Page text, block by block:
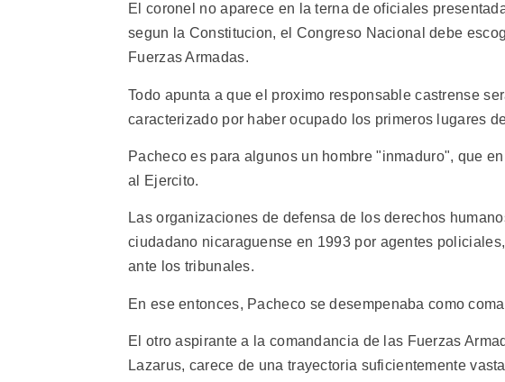
El coronel no aparece en la terna de oficiales
segun la Constitucion, el Congreso Nacional debe
Fuerzas Armadas.
Todo apunta a que el proximo responsable castrense
caracterizado por haber ocupado los primeros lugares
Pacheco es para algunos un hombre "inmaduro", que
al Ejercito.
Las organizaciones de defensa de los derechos
ciudadano nicaraguense en 1993 por agentes
ante los tribunales.
En ese entonces, Pacheco se desempenaba como
El otro aspirante a la comandancia de las Fuerzas
Lazarus, carece de una trayectoria suficientemente